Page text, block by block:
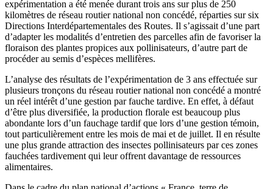
expérimentation a été menée durant trois ans sur plus de 250
kilomètres de réseau routier national non concédé, réparties sur six
Directions Interdépartementales des Routes. Il s’agissait d’une part
d’adapter les modalités d’entretien des parcelles afin de favoriser la
floraison des plantes propices aux pollinisateurs, d’autre part de
procéder au semis d’espèces mellifères.
L’analyse des résultats de l’expérimentation de 3 ans effectuée sur
plusieurs tronçons du réseau routier national non concédé a montré
un réel intérêt d’une gestion par fauche tardive. En effet, à défaut
d’être plus diversifiée, la production florale est beaucoup plus
abondante lors d’un fauchage tardif que lors d’une gestion témoin,
tout particulièrement entre les mois de mai et de juillet. Il en résulte
une plus grande attraction des insectes pollinisateurs par ces zones
fauchées tardivement qui leur offrent davantage de ressources
alimentaires.